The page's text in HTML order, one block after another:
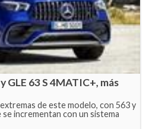
GLE 63 S 4MATIC+, más
de este modelo, con 563 y
incrementan con un sistema